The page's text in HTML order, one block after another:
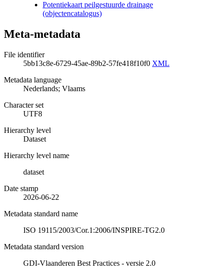
Potentiekaart peilgestuurde drainage
(objectencatalogus)
Meta-metadata
File identifier
5bb13c8e-6729-45ae-89b2-57fe418f10f0 XML
Metadata language
Nederlands; Vlaams
Character set
UTF8
Hierarchy level
Dataset
Hierarchy level name
dataset
Date stamp
2026-06-22
Metadata standard name
ISO 19115/2003/Cor.1:2006/INSPIRE-TG2.0
Metadata standard version
GDI-Vlaanderen Best Practices - versie 2.0